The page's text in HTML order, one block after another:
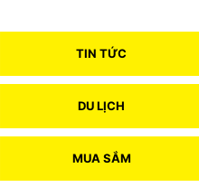
TIN TỨC
DU LỊCH
MUA SẮM